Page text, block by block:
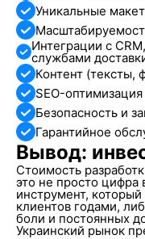
Уникальные
Интеграции с
службами
Контент (тексты,
SEO-
Безопасность и
Гарантийное
Вывод:
Стоимость
это не просто цифра
инструмент,
клиентов годами,
боли и постоянных
Украинский рынок